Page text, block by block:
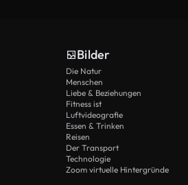
Bilder
Die Natur
Menschen
Liebe & Beziehungen
Fitness ist
Luftvideografie
Essen & Trinken
Reisen
Der Transport
Technologie
Zoom virtuelle Hintergründe